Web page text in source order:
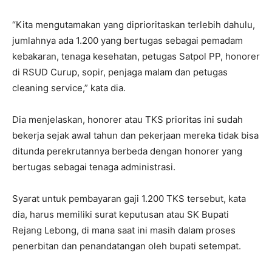
“Kita mengutamakan yang diprioritaskan terlebih dahulu,
jumlahnya ada 1.200 yang bertugas sebagai pemadam
kebakaran, tenaga kesehatan, petugas Satpol PP, honorer
di RSUD Curup, sopir, penjaga malam dan petugas
cleaning service,” kata dia.
Dia menjelaskan, honorer atau TKS prioritas ini sudah
bekerja sejak awal tahun dan pekerjaan mereka tidak bisa
ditunda perekrutannya berbeda dengan honorer yang
bertugas sebagai tenaga administrasi.
Syarat untuk pembayaran gaji 1.200 TKS tersebut, kata
dia, harus memiliki surat keputusan atau SK Bupati
Rejang Lebong, di mana saat ini masih dalam proses
penerbitan dan penandatangan oleh bupati setempat.